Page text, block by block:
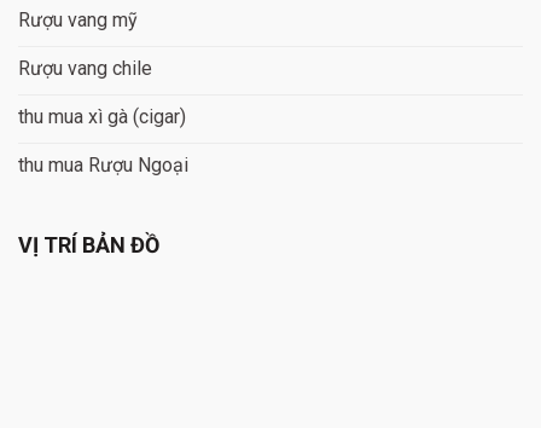
Rượu vang mỹ
Rượu vang chile
thu mua xì gà (cigar)
thu mua Rượu Ngoại
VỊ TRÍ BẢN ĐỒ